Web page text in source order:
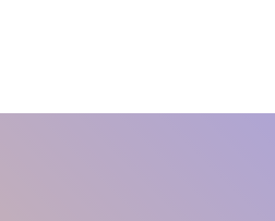
Erken yaprak yanıklığı